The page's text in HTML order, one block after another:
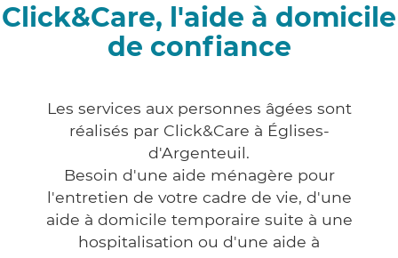
Click&Care, l'aide à domicile
de confiance
Les services aux personnes âgées sont
réalisés par Click&Care à Églises-
d'Argenteuil.
Besoin d'une aide ménagère pour
l'entretien de votre cadre de vie, d'une
aide à domicile temporaire suite à une
hospitalisation ou d'une aide à